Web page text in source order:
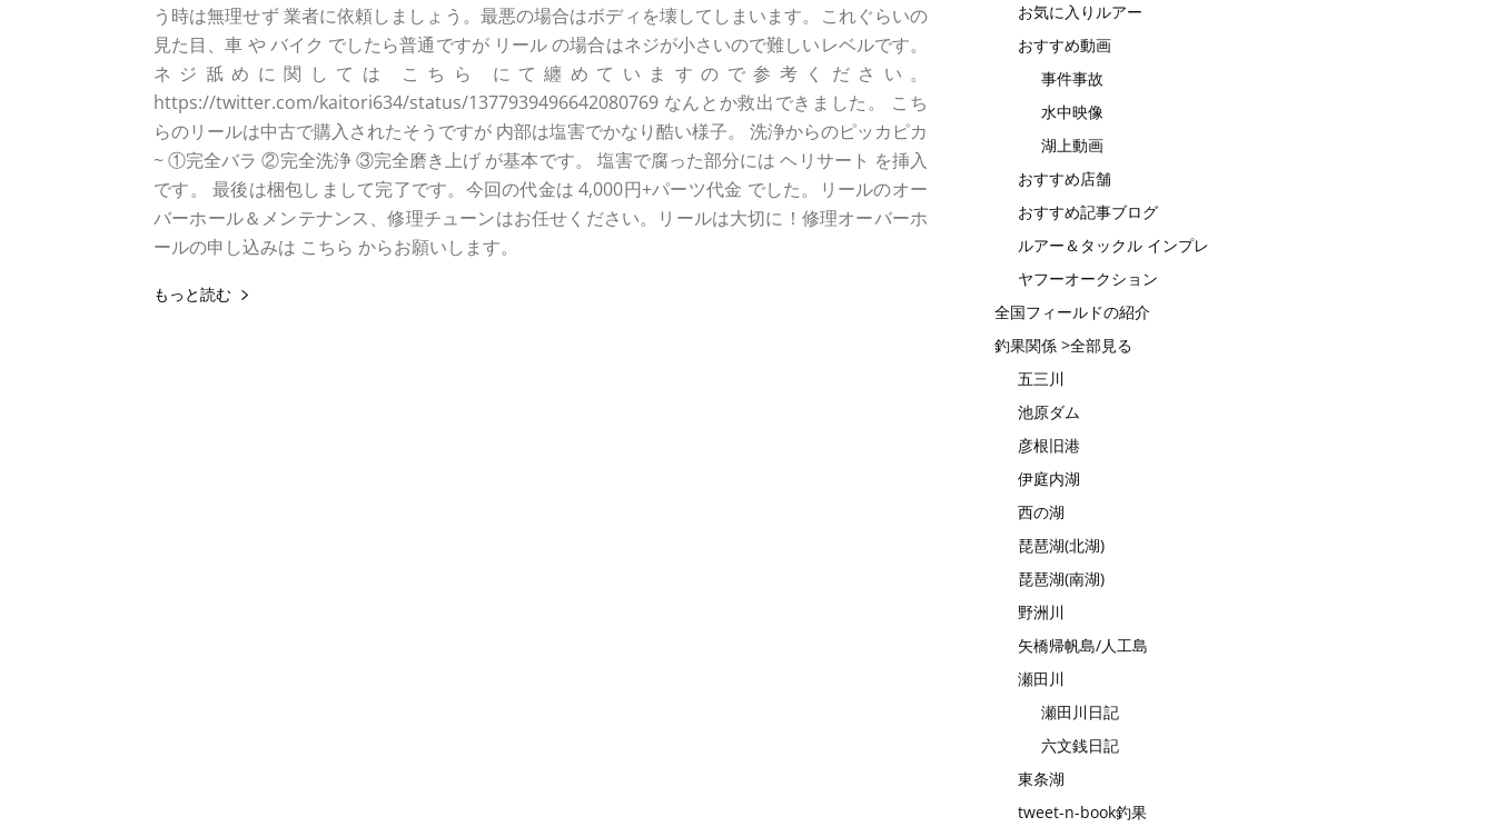
う時は無理せず 業者に依頼しましょう。最悪の場合はボディを壊してしまいます。これぐらいの
見た目、車 や バイク でしたら普通ですが リール の場合はネジが小さいので難しいレベルです。
ネジ舐めに関しては こちら にて纏めていますので参考ください。
https://twitter.com/kaitori634/status/1377939496642080769 なんとか救出できました。 こち
らのリールは中古で購入されたそうですが 内部は塩害でかなり酷い様子。 洗浄からのピッカピカ
~ ①完全バラ ②完全洗浄 ③完全磨き上げ が基本です。 塩害で腐った部分には ヘリサート を挿入
です。 最後は梱包しまして完了です。今回の代金は 4,000円+パーツ代金 でした。リールのオー
バーホール＆メンテナンス、修理チューンはお任せください。リールは大切に！修理オーバーホ
ールの申し込みは こちら からお願いします。
もっと読む
お気に入りルアー
おすすめ動画
事件事故
水中映像
湖上動画
おすすめ店舗
おすすめ記事ブログ
ルアー＆タックル インプレ
ヤフーオークション
全国フィールドの紹介
釣果関係 >全部見る
五三川
池原ダム
彦根旧港
伊庭内湖
西の湖
琵琶湖(北湖)
琵琶湖(南湖)
野洲川
矢橋帰帆島/人工島
瀬田川
瀬田川日記
六文銭日記
東条湖
tweet-n-book釣果